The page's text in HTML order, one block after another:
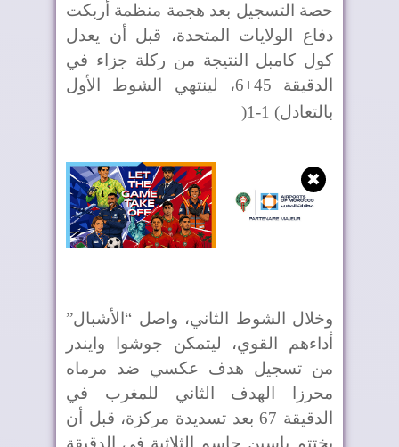
حصة التسجيل بعد هجمة منظمة أربكت
دفاع الولايات المتحدة، قبل أن يعدل
كول كامبل النتيجة من ركلة جزاء في
الدقيقة 45+6، لينتهي الشوط الأول
بالتعادل(
1
-
1
)
✖
وخلال الشوط الثاني، واصل “الأشبال”
أداءهم القوي، ليتمكن جوشوا وايندر
من تسجيل هدف عكسي ضد مرماه
محرزا الهدف الثاني للمغرب في
الدقيقة 67 بعد تسديدة مركزة، قبل أن
يختتم ياسين جاسم الثلاثية في الدقيقة